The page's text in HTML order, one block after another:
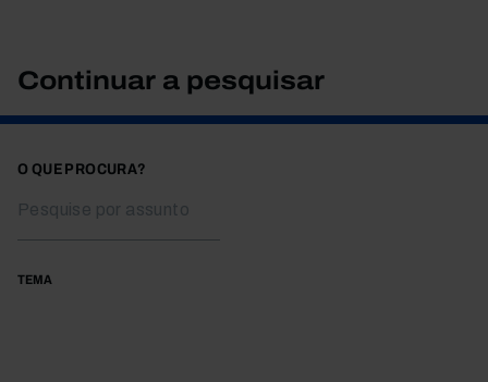
Continuar a pesquisar
O QUE PROCURA?
TEMA